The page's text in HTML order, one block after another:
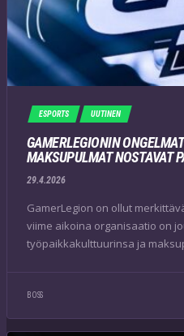
ESPORTS UUTINEN
GAMERLEGIONIN
MAKSUPULMAT NOSTAVAT
29.4.2026
GamerLegion on ollut
viime aikoina organisaatio on
työpaikkakulttuurinsa ja
BOSS